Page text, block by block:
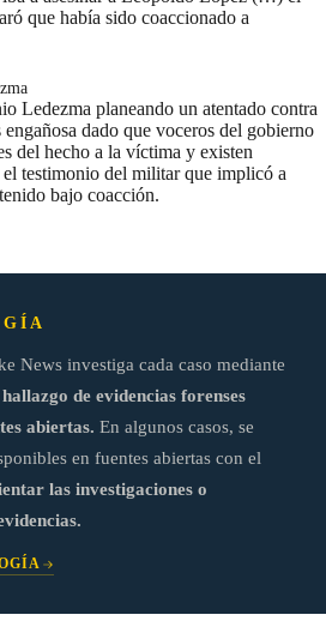
que había sido coaccionado a
Ledezma planeando un atentado contra
dado que voceros del gobierno
del hecho a la víctima y existen
testimonio del militar que implicó a
bajo coacción.
News investiga cada caso mediante
de evidencias forenses
abiertas. En algunos casos, se
en fuentes abiertas con el
las investigaciones o